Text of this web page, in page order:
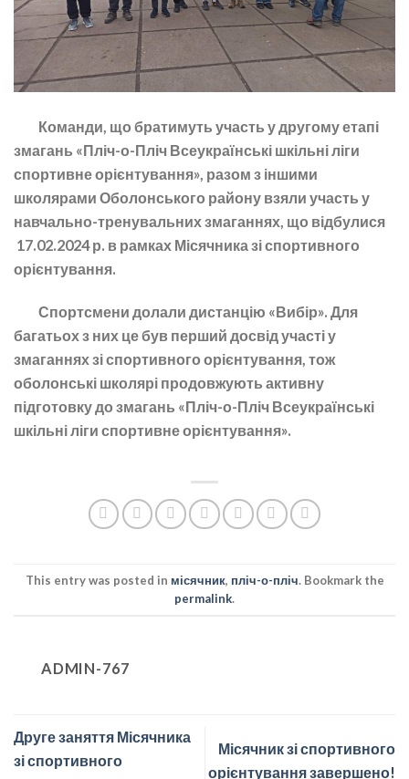
Команди, що братимуть участь у другому етапі
змагань «Пліч-о-Пліч Всеукраїнські шкільні ліги
спортивне орієнтування», разом з іншими
школярами Оболонського району взяли участь у
навчально-тренувальних змаганнях, що відбулися
17.02.2024 р. в рамках Місячника зі спортивного
орієнтування.
Спортсмени долали дистанцію «Вибір». Для
багатьох з них це був перший досвід участі у
змаганнях зі спортивного орієнтування, тож
оболонські школярі продовжують активну
підготовку до змагань «Пліч-о-Пліч Всеукраїнські
шкільні ліги спортивне орієнтування».
This entry was posted in місячник, пліч-о-пліч. Bookmark the
permalink.
ADMIN-767
Друге заняття Місячника
зі спортивного
Місячник зі спортивного
орієнтування завершено!